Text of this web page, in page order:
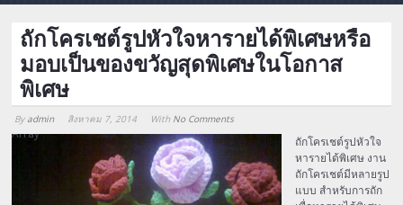
ถักโครเชต์รูปหัวใจหารายได้พิเศษหรือ
มอบเป็นของขวัญสุดพิเศษในโอกาส
พิเศษ
By admin สิงหาคม 7, 2014 With No Comments
Array
ถักโครเชต์รูปหัวใจ
หารายได้พิเศษ งาน
ถักโครเชต์มีหลายรูป
แบบ สำหรับการถัก